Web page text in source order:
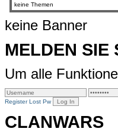
keine Themen
keine Banner
MELDEN SIE
Um alle
Register Lost Pw
CLANWARS